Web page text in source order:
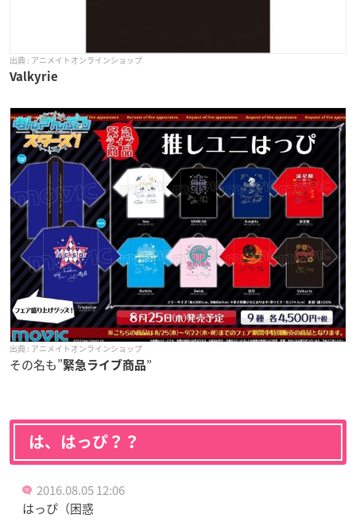
アニメイトオンラインショップ
Valkyrie
アニメイトオンラインショップ
その名も”緊急ライブ商品”
は、はっぴ？？
2016.08.05 12:06
はっぴ（困惑